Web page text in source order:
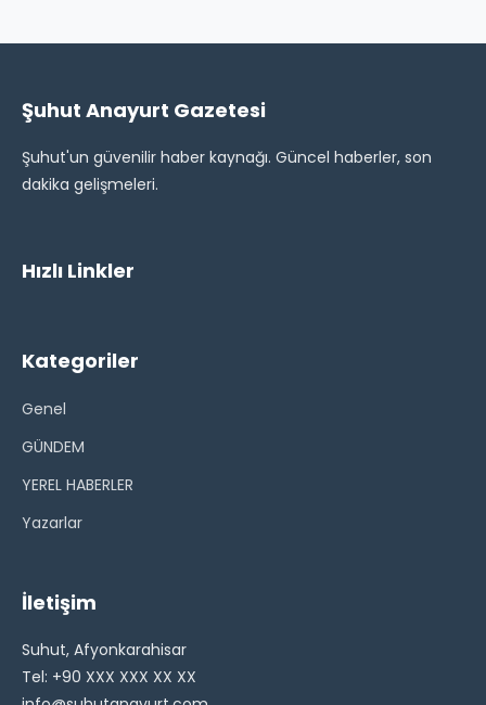
Şuhut Anayurt Gazetesi
Şuhut'un güvenilir haber kaynağı. Güncel haberler, son
dakika gelişmeleri.
Hızlı Linkler
Kategoriler
Genel
GÜNDEM
YEREL HABERLER
Yazarlar
İletişim
Suhut, Afyonkarahisar
Tel: +90 XXX XXX XX XX